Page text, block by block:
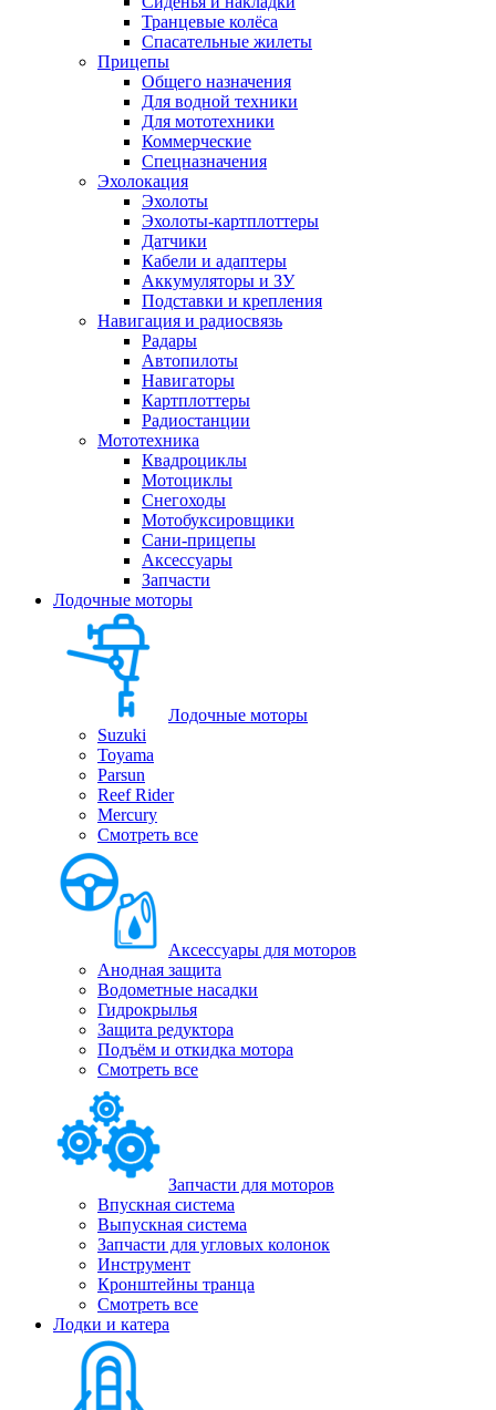
Транцевые колёса
Спасательные жилеты
Прицепы
Общего назначения
Для водной техники
Для мототехники
Коммерческие
Спецназначения
Эхолокация
Эхолоты
Эхолоты-картплоттеры
Датчики
Кабели и адаптеры
Аккумуляторы и ЗУ
Подставки и крепления
Навигация и радиосвязь
Радары
Автопилоты
Навигаторы
Картплоттеры
Радиостанции
Мототехника
Квадроциклы
Мотоциклы
Снегоходы
Мотобуксировщики
Сани-прицепы
Аксессуары
Запчасти
Лодочные моторы
Лодочные моторы
Suzuki
Toyama
Parsun
Reef Rider
Mercury
Смотреть все
Аксессуары для моторов
Анодная защита
Водометные насадки
Гидрокрылья
Защита редуктора
Подъём и откидка мотора
Смотреть все
Запчасти для моторов
Впускная система
Выпускная система
Запчасти для угловых колонок
Инструмент
Кронштейны транца
Смотреть все
Лодки и катера